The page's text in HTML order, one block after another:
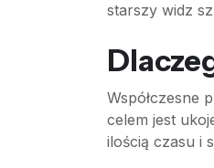
starszy widz
Współczesne
celem jest
ilością czasu i